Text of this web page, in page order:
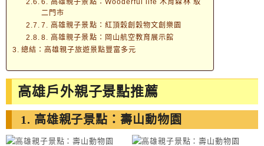
6. 高雄親子景點：Wooderful life 木育森林 駁
二門市
7. 高雄親子景點：紅頂穀創穀物文創樂園
8. 高雄親子景點：岡山航空教育展示館
總結：高雄親子旅遊景點豐富多元
高雄戶外親子景點推薦
1. 高雄親子景點：壽山動物園